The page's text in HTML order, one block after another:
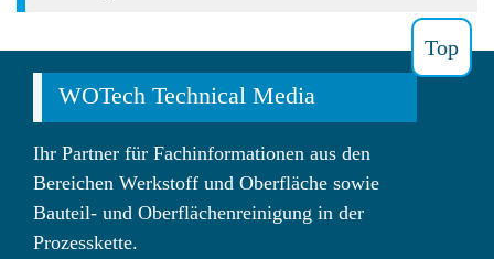
Top
WOTech Technical Media
Ihr Partner für Fachinformationen aus den
Bereichen Werkstoff und Oberfläche sowie
Bauteil- und Oberflächenreinigung in der
Prozesskette.